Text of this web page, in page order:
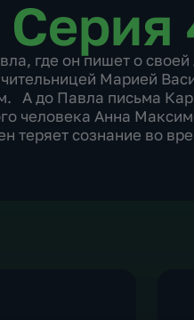
Серия
где он пишет о
Марией
А до Павла письма
человека Анна
теряет сознание во